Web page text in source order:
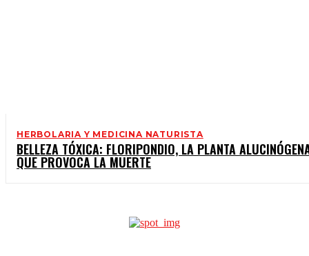
HERBOLARIA Y MEDICINA NATURISTA
BELLEZA TÓXICA: FLORIPONDIO, LA PLANTA
QUE PROVOCA LA MUERTE